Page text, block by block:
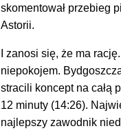
skomentował przebieg
Astorii.
I zanosi się, że ma
niepokojem.
stracili koncept na całą
12 minuty (14:26).
najlepszy zawodnik